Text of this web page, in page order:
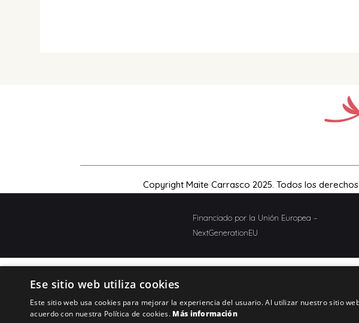
Copyright Maite Carrasco 2025. Todos los
Financiado por la Unión Europea –
NextGenerationEU
Ese sitio web utiliza cookies
Este sitio web usa cookies para mejorar la experiencia del usuario. Al utilizar nuestro sitio
acuerdo con nuestra Política de cookies. Más información